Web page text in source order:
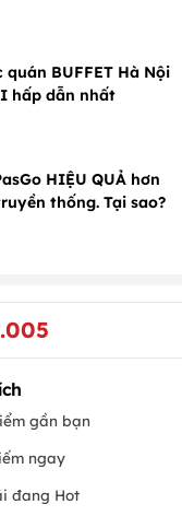
quán BUFFET Hà Nội
hấp dẫn nhất
HIỆU QUẢ hơn
thống. Tại sao?
gần bạn
ngay
đang Hot